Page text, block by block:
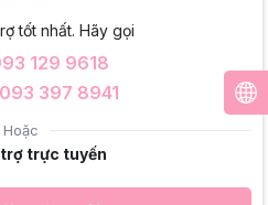
tốt nhất. Hãy gọi
129 9618
397 8941
Hoặc
trực tuyến